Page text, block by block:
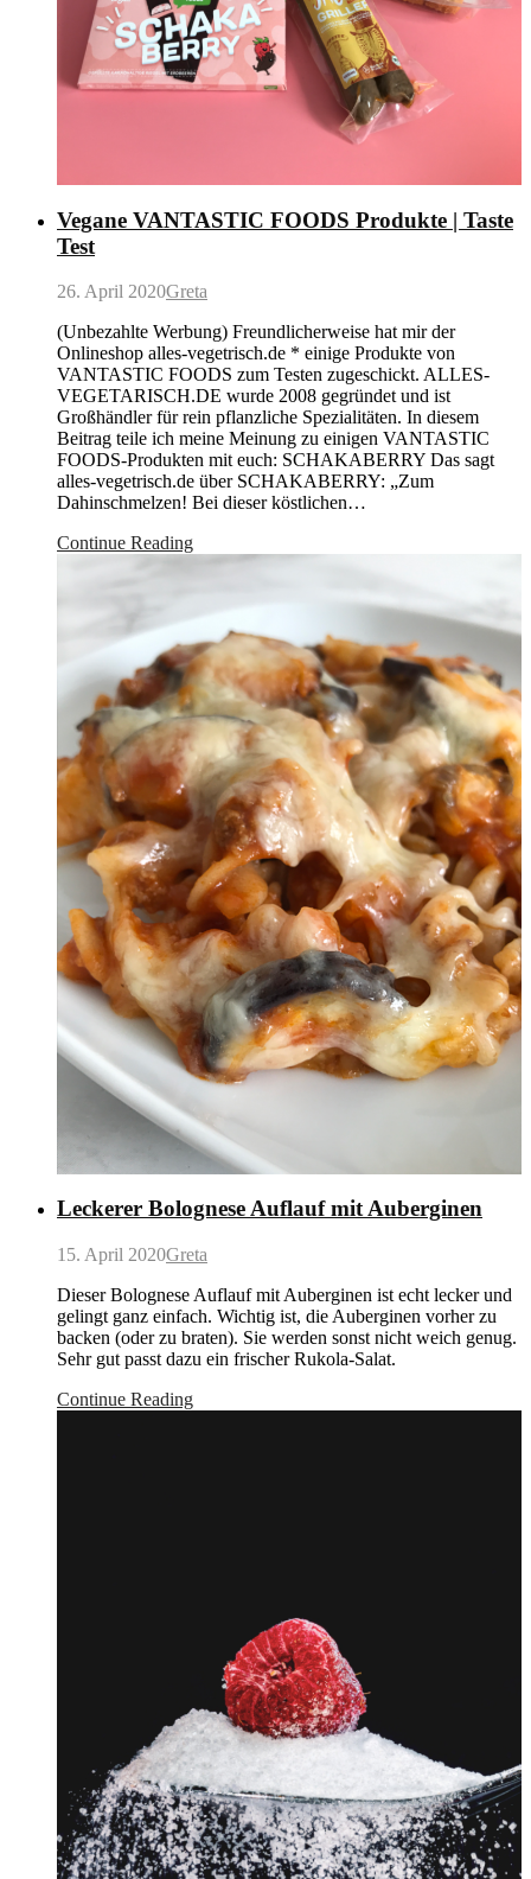
Vegane VANTASTIC FOODS Produkte | Taste
Test
26. April 2020Greta
(Unbezahlte Werbung) Freundlicherweise hat mir der
Onlineshop alles-vegetrisch.de * einige Produkte von
VANTASTIC FOODS zum Testen zugeschickt. ALLES-
VEGETARISCH.DE wurde 2008 gegründet und ist
Großhändler für rein pflanzliche Spezialitäten. In diesem
Beitrag teile ich meine Meinung zu einigen VANTASTIC
FOODS-Produkten mit euch: SCHAKABERRY Das sagt
alles-vegetrisch.de über SCHAKABERRY: „Zum
Dahinschmelzen! Bei dieser köstlichen…
Continue Reading
Leckerer Bolognese Auflauf mit Auberginen
15. April 2020Greta
Dieser Bolognese Auflauf mit Auberginen ist echt lecker und
gelingt ganz einfach. Wichtig ist, die Auberginen vorher zu
backen (oder zu braten). Sie werden sonst nicht weich genug.
Sehr gut passt dazu ein frischer Rukola-Salat.
Continue Reading